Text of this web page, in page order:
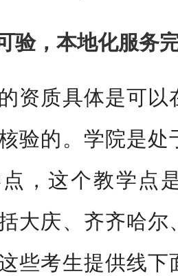
验，本地化服务
资质具体是可以
验的。学院是处
，这个教学点
大庆、齐齐哈
些考生提供线下